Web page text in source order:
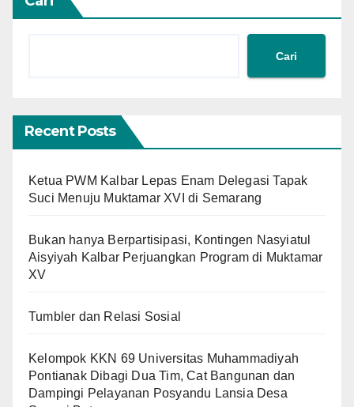
Cari
Recent Posts
Ketua PWM Kalbar Lepas Enam Delegasi Tapak
Suci Menuju Muktamar XVI di Semarang
Bukan hanya Berpartisipasi, Kontingen Nasyiatul
Aisyiyah Kalbar Perjuangkan Program di Muktamar
XV
Tumbler dan Relasi Sosial
Kelompok KKN 69 Universitas Muhammadiyah
Pontianak Dibagi Dua Tim, Cat Bangunan dan
Dampingi Pelayanan Posyandu Lansia Desa